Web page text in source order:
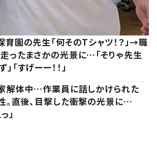
園の先生「何そのTシャツ！？」→職
ったまさかの光景に…「そりゃ先生
「すげーー！！」
解体中…作業員に話しかけられた
。直後、目撃した衝撃の光景に…
」